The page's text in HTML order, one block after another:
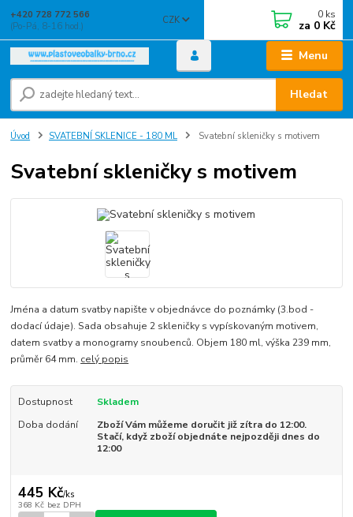
Menu
CZK
Hledat
+420 728 772 566
(Po-Pá, 8-16 hod.)
0 ks
za 0 Kč
Úvod SVATEBNÍ SKLENICE - 180 ML Svatební skleničky s motivem
Svatební skleničky s motivem
Jména a datum svatby napište v objednávce do poznámky (3.bod -
dodací údaje). Sada obsahuje 2 skleničky s vypískovaným motivem,
datem svatby a monogramy snoubenců. Objem 180 ml, výška 239 mm,
průměr 64 mm. celý popis
Dostupnost
Skladem
Doba dodání
Zboží Vám můžeme doručit již zítra do 12:00.
Stačí, když zboží objednáte nejpozději dnes do
12:00
445 Kč/ks
368 Kč bez DPH